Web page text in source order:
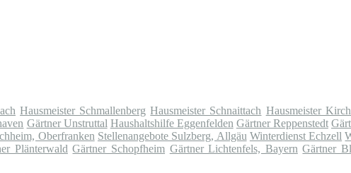
Hausmeister Schmallenberg Hausmeister Schnaittach Hausmeister
Gärtner Unstruttal Haushaltshilfe Eggenfelden Gärtner Reppenstedt
Oberfranken Stellenangebote Sulzberg, Allgäu Winterdienst Echzell
Plänterwald Gärtner Schopfheim Gärtner Lichtenfels, Bayern Gärtner